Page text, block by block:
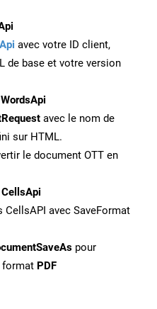
avec votre ID client,
de base et votre version
avec le nom de
sur HTML.
le document OTT en
CellsAPI avec SaveFormat
pour
format PDF